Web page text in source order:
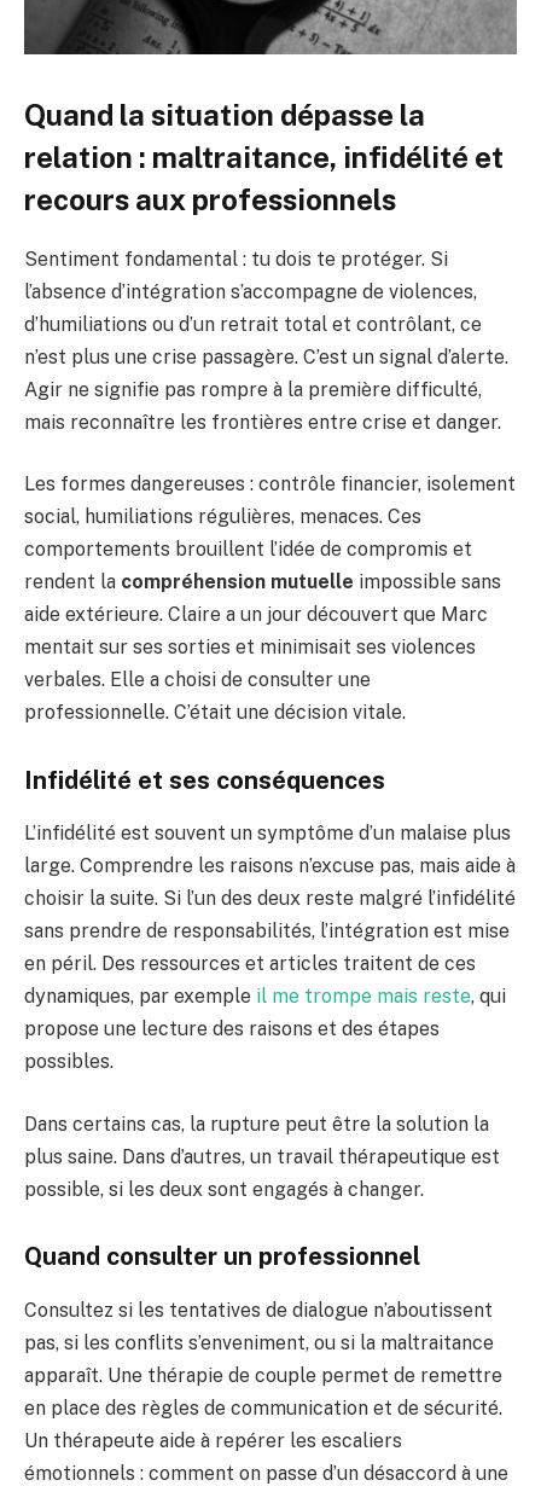
Quand la situation dépasse la
relation : maltraitance, infidélité et
recours aux professionnels
Sentiment fondamental : tu dois te protéger. Si
l’absence d’intégration s’accompagne de violences,
d’humiliations ou d’un retrait total et contrôlant, ce
n’est plus une crise passagère. C’est un signal d’alerte.
Agir ne signifie pas rompre à la première difficulté,
mais reconnaître les frontières entre crise et danger.
Les formes dangereuses : contrôle financier, isolement
social, humiliations régulières, menaces. Ces
comportements brouillent l’idée de compromis et
rendent la compréhension mutuelle impossible sans
aide extérieure. Claire a un jour découvert que Marc
mentait sur ses sorties et minimisait ses violences
verbales. Elle a choisi de consulter une
professionnelle. C’était une décision vitale.
Infidélité et ses conséquences
L’infidélité est souvent un symptôme d’un malaise plus
large. Comprendre les raisons n’excuse pas, mais aide à
choisir la suite. Si l’un des deux reste malgré l’infidélité
sans prendre de responsabilités, l’intégration est mise
en péril. Des ressources et articles traitent de ces
dynamiques, par exemple il me trompe mais reste, qui
propose une lecture des raisons et des étapes
possibles.
Dans certains cas, la rupture peut être la solution la
plus saine. Dans d’autres, un travail thérapeutique est
possible, si les deux sont engagés à changer.
Quand consulter un professionnel
Consultez si les tentatives de dialogue n’aboutissent
pas, si les conflits s’enveniment, ou si la maltraitance
apparaît. Une thérapie de couple permet de remettre
en place des règles de communication et de sécurité.
Un thérapeute aide à repérer les escaliers
émotionnels : comment on passe d’un désaccord à une